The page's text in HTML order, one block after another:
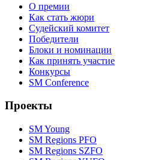
О премии
Как стать жюри
Судейский комитет
Победители
Блоки и номинации
Как принять участие
Конкурсы
SM Conference
Проекты
SM Young
SM Regions PFO
SM Regions SZFO